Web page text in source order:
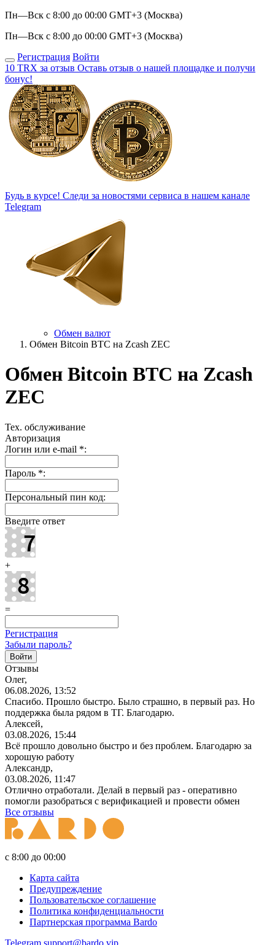
Пн—Вск с 8:00 до 00:00 GMT+3 (Москва)
Пн—Вск с 8:00 до 00:00 GMT+3 (Москва)
Регистрация Войти
10 TRX за отзыв Оставь отзыв о нашей площадке и получи
бонус!
Будь в курсе! Следи за новостями сервиса в нашем канале
Telegram
Обмен валют
Обмен Bitcoin BTC на Zcash ZEC
Обмен Bitcoin BTC на Zcash
ZEC
Тех. обслуживание
Авторизация
Логин или e-mail *:
Пароль *:
Персональный пин код:
Введите ответ
+
=
Регистрация
Забыли пароль?
Отзывы
Олег,
06.08.2026, 13:52
Спасибо. Прошло быстро. Было страшно, в первый раз. Но
поддержка была рядом в ТГ. Благодарю.
Алексей,
03.08.2026, 15:44
Всё прошло довольно быстро и без проблем. Благодарю за
хорошую работу
Александр,
03.08.2026, 11:47
Отлично отработали. Делай в первый раз - оперативно
помогли разобраться с верификацией и провести обмен
Все отзывы
с 8:00 до 00:00
Карта сайта
Предупреждение
Пользовательское соглашение
Политика конфиденциальности
Партнерская программа Bardo
Telegram support@bardo.vip